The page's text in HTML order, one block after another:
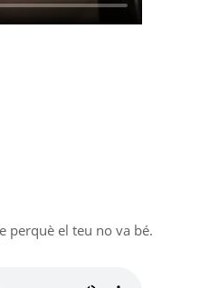
e perquè el teu no va bé.